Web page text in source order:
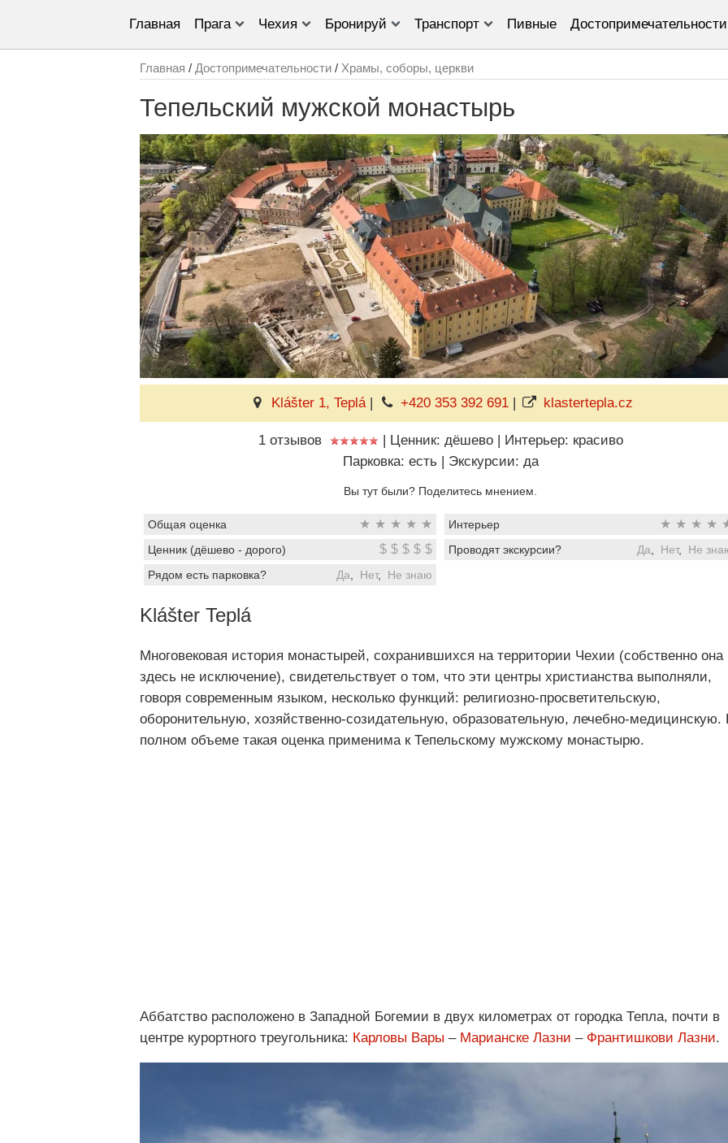
Главная Прага Чехия Бронируй Транспорт Пивные Достопримечательности
Главная / Достопримечательности / Храмы, соборы, церкви
Тепельский мужской монастырь
Klášter 1, Teplá| +420 353 392 691| klastertepla.cz
1 отзывов | Ценник: дёшево | Интерьер: красиво
Парковка: есть | Экскурсии: да
Вы тут были? Поделитесь мнением.
Общая оценка ★ ★ ★ ★ ★ Интерьер ★ ★ ★ ★
Ценник (дёшево - дорого) $ $ $ $ $ Проводят экскурсии? Да Нет, Не
Рядом есть парковка?
Да Нет, Не знаю
Klášter Teplá
Многовековая история монастырей, сохранившихся на территории Чехии (собственно она
здесь не исключение), свидетельствует о том, что эти центры христианства выполняли,
говоря современным языком, несколько функций: религиозно-просветительскую,
оборонительную, хозяйственно-созидательную, образовательную, лечебно-медицинскую.
полном объеме такая оценка применима к Тепельскому мужскому монастырю.
Аббатство расположено в Западной Богемии в двух километрах от городка Тепла, почти в
центре курортного треугольника: Карловы Вары – Марианске Лазни – Франтишкови Лазни.